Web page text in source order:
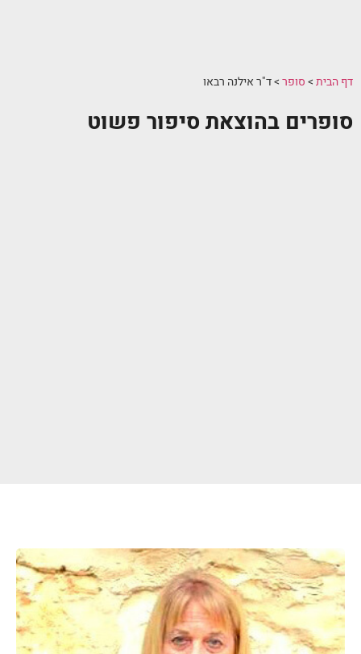
דף הבית > סופר >ד"ר אילנה רבאו
סופרים בהוצאת סיפור פשוט